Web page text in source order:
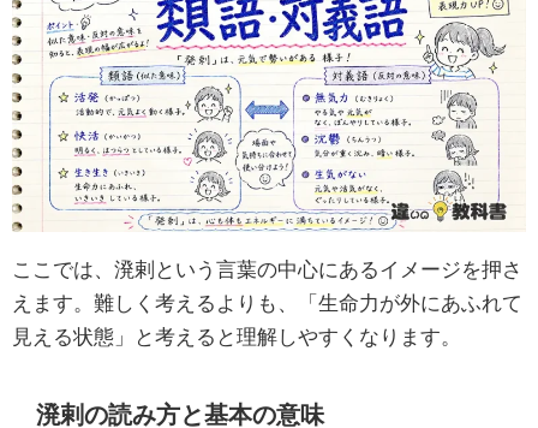
ここでは、溌剌という言葉の中心にあるイメージを押さ
えます。難しく考えるよりも、「生命力が外にあふれて
見える状態」と考えると理解しやすくなります。
溌剌の読み方と基本の意味